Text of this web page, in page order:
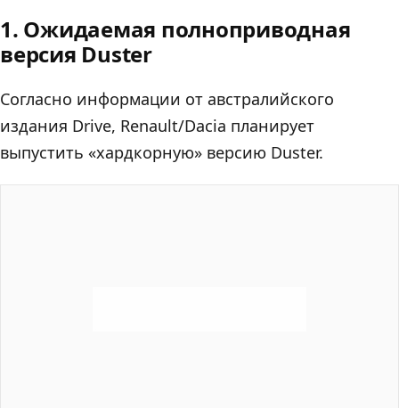
1. Ожидаемая полноприводная
версия Duster
Согласно информации от австралийского
издания Drive, Renault/Dacia планирует
выпустить «хардкорную» версию Duster.